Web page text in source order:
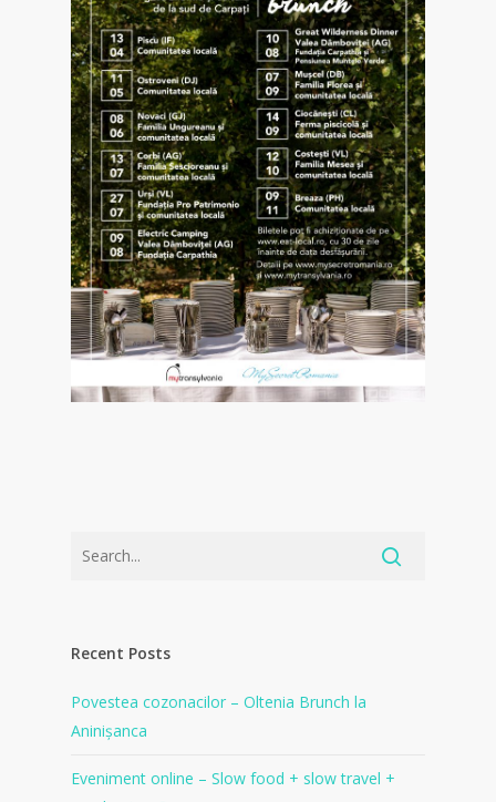
Recent Posts
Povestea cozonacilor – Oltenia Brunch la
Aninișanca
Eveniment online – Slow food + slow travel +